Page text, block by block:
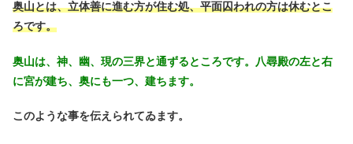
奥山とは、立体善に進む方が住む処、平面囚われの方は休むとこ
ろです。
奥山は、神、幽、現の三界と通ずるところです。八尋殿の左と右
に宮が建ち、奥にも一つ、建ちます。
このような事を伝えられてゐます。